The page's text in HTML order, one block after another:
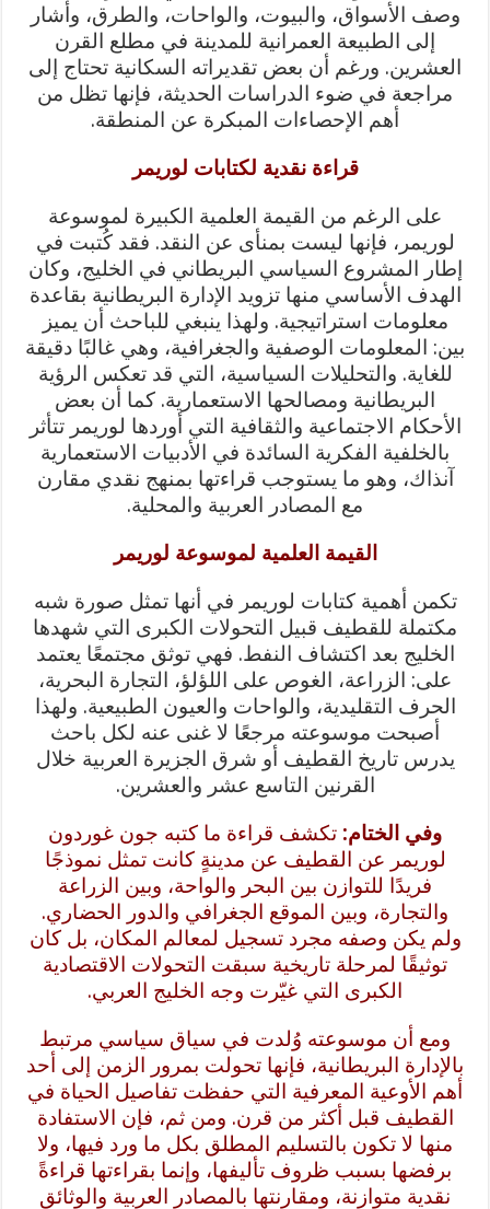
وصف الأسواق، والبيوت، والواحات، والطرق، وأشار
إلى الطبيعة العمرانية للمدينة في مطلع القرن
العشرين. ورغم أن بعض تقديراته السكانية تحتاج إلى
مراجعة في ضوء الدراسات الحديثة، فإنها تظل من
أهم الإحصاءات المبكرة عن المنطقة.
قراءة نقدية لكتابات لوريمر
على الرغم من القيمة العلمية الكبيرة لموسوعة
لوريمر، فإنها ليست بمنأى عن النقد. فقد كُتبت في
إطار المشروع السياسي البريطاني في الخليج، وكان
الهدف الأساسي منها تزويد الإدارة البريطانية بقاعدة
معلومات استراتيجية. ولهذا ينبغي للباحث أن يميز
بين: المعلومات الوصفية والجغرافية، وهي غالبًا دقيقة
للغاية. والتحليلات السياسية، التي قد تعكس الرؤية
البريطانية ومصالحها الاستعمارية. كما أن بعض
الأحكام الاجتماعية والثقافية التي أوردها لوريمر تتأثر
بالخلفية الفكرية السائدة في الأدبيات الاستعمارية
آنذاك، وهو ما يستوجب قراءتها بمنهج نقدي مقارن
مع المصادر العربية والمحلية.
القيمة العلمية لموسوعة لوريمر
تكمن أهمية كتابات لوريمر في أنها تمثل صورة شبه
مكتملة للقطيف قبيل التحولات الكبرى التي شهدها
الخليج بعد اكتشاف النفط. فهي توثق مجتمعًا يعتمد
على: الزراعة، الغوص على اللؤلؤ، التجارة البحرية،
الحرف التقليدية، والواحات والعيون الطبيعية. ولهذا
أصبحت موسوعته مرجعًا لا غنى عنه لكل باحث
يدرس تاريخ القطيف أو شرق الجزيرة العربية خلال
القرنين التاسع عشر والعشرين.
وفي الختام: تكشف قراءة ما كتبه جون غوردون
لوريمر عن القطيف عن مدينةٍ كانت تمثل نموذجًا
فريدًا للتوازن بين البحر والواحة، وبين الزراعة
والتجارة، وبين الموقع الجغرافي والدور الحضاري.
ولم يكن وصفه مجرد تسجيل لمعالم المكان، بل كان
توثيقًا لمرحلة تاريخية سبقت التحولات الاقتصادية
الكبرى التي غيّرت وجه الخليج العربي.
ومع أن موسوعته وُلدت في سياق سياسي مرتبط
بالإدارة البريطانية، فإنها تحولت بمرور الزمن إلى أحد
أهم الأوعية المعرفية التي حفظت تفاصيل الحياة في
القطيف قبل أكثر من قرن. ومن ثم، فإن الاستفادة
منها لا تكون بالتسليم المطلق بكل ما ورد فيها، ولا
برفضها بسبب ظروف تأليفها، وإنما بقراءتها قراءةً
نقدية متوازنة، ومقارنتها بالمصادر العربية والوثائق